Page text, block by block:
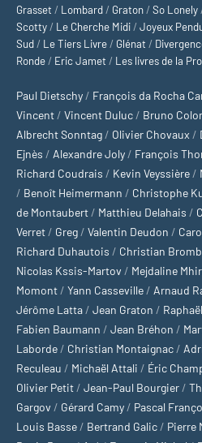
Grasset / Lombard / Graton /So Lonely
Scotty / Le Cherche Midi /Joyeux
Sud / Le Tiers Livre / Glénat /
Ronde / Eric Jamet / Les livres de la
Paul Dietschy / François da Rocha
Vincent / Vincent Duluc / Bruno
Albrecht Sonntag / Olivier Chovaux /
Ejnès / Alexandre Joly / François
Richard Coudrais / Kevin Veyssière /
/ Benoît Heimermann / Christophe
de Montaubert / Matthieu Delahais /
Verret / Greg / Valentin Deudon /
Richard Duhautois / Christian
Nicolas Kssis-Martov / Mejdaline
Momont / Yann Casseville / Arnaud
Jérôme Latta / Jean Graton /
Fabien Baumann / Jean Bréhon /
Laborde / Christian Montaignac /
Reculeau / Michaël Attali / Éric
Olivier Petit / Jean-Paul Bourgier /
Gargov / Gérard Camy / Pascal
Louis Basse / Bertrand Galic / Pierre